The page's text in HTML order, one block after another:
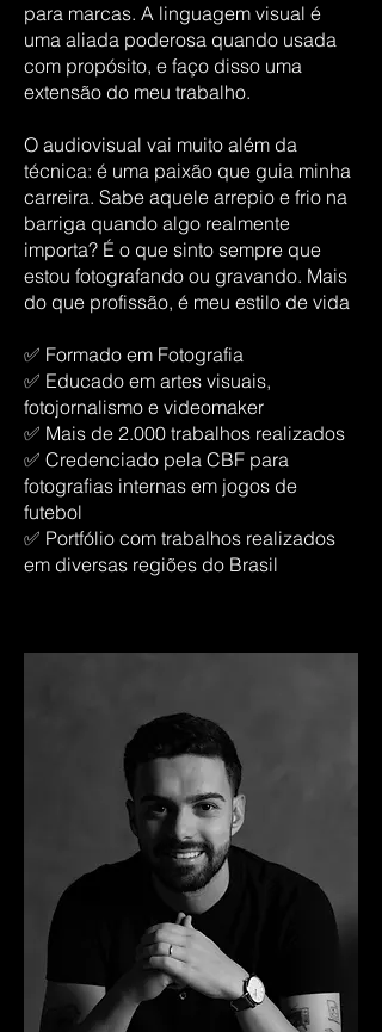
para marcas. A linguagem visual é
uma aliada poderosa quando usada
com propósito, e faço disso uma
extensão do meu trabalho.
O audiovisual vai muito além da
técnica: é uma paixão que guia minha
carreira. Sabe aquele arrepio e frio na
barriga quando algo realmente
importa? É o que sinto sempre que
estou fotografando ou gravando. Mais
do que profissão, é meu estilo de vida
✅ Formado em Fotografia
✅ Educado em artes visuais,
fotojornalismo e videomaker
✅ Mais de 2.000 trabalhos realizados
✅ Credenciado pela CBF para
fotografias internas em jogos de
futebol
✅ Portfólio com trabalhos realizados
em diversas regiões do Brasil